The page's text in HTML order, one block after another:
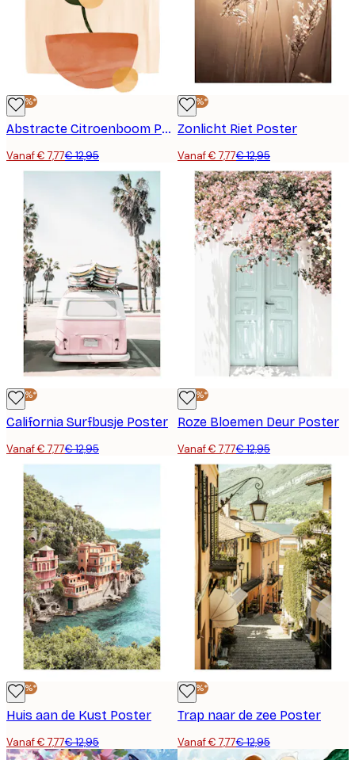
-40%*
Abstracte Citroenboom Poster
Vanaf € 7,77€ 12,95
-40%*
Zonlicht Riet Poster
Vanaf € 7,77€ 12,95
-40%*
California Surfbusje Poster
Vanaf € 7,77€ 12,95
-40%*
Roze Bloemen Deur Poster
Vanaf € 7,77€ 12,95
-40%*
Huis aan de Kust Poster
Vanaf € 7,77€ 12,95
-40%*
Trap naar de zee Poster
Vanaf € 7,77€ 12,95